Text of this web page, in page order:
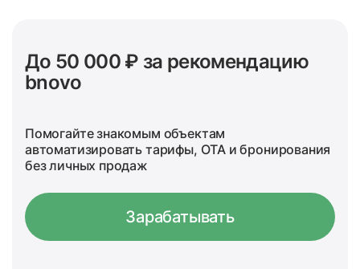
До 50 000 ₽ за рекомендацию
bnovo
Помогайте знакомым объектам
автоматизировать тарифы, OTA и бронирования
без личных продаж
Зарабатывать